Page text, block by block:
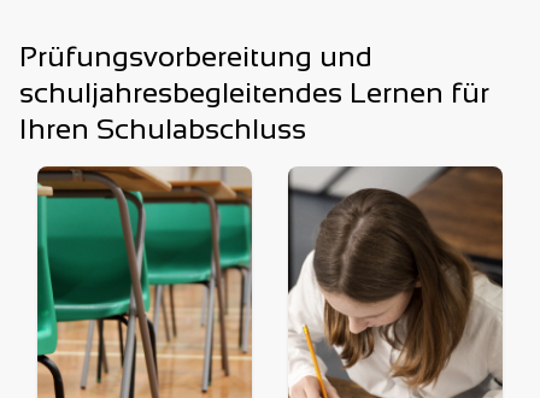
Prüfungsvorbereitung und
schuljahresbegleitendes Lernen für
Ihren Schulabschluss